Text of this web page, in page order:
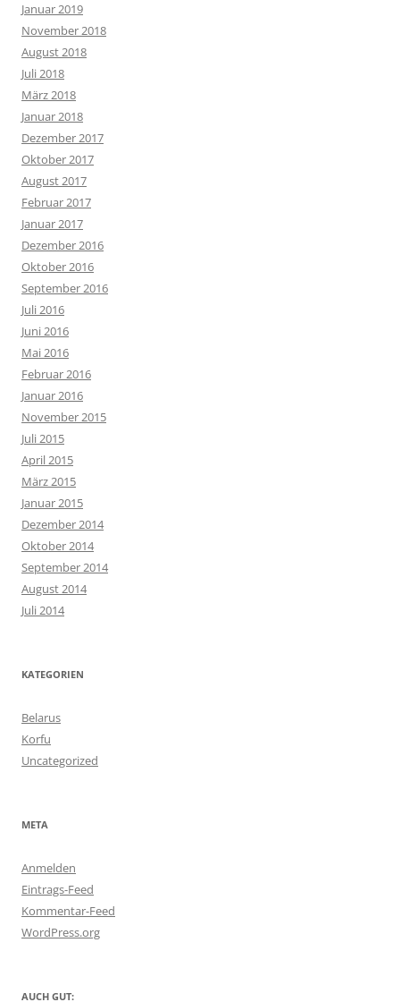
Januar 2019
November 2018
August 2018
Juli 2018
März 2018
Januar 2018
Dezember 2017
Oktober 2017
August 2017
Februar 2017
Januar 2017
Dezember 2016
Oktober 2016
September 2016
Juli 2016
Juni 2016
Mai 2016
Februar 2016
Januar 2016
November 2015
Juli 2015
April 2015
März 2015
Januar 2015
Dezember 2014
Oktober 2014
September 2014
August 2014
Juli 2014
KATEGORIEN
Belarus
Korfu
Uncategorized
META
Anmelden
Eintrags-Feed
Kommentar-Feed
WordPress.org
AUCH GUT: